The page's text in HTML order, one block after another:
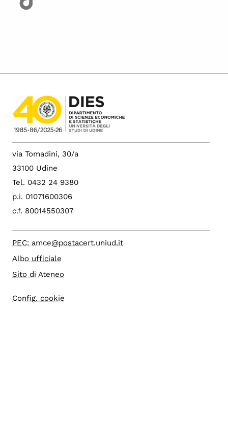
via Tomadini, 30/a
33100 Udine
Tel. 0432 24 9380
p.i. 01071600306
c.f. 80014550307
PEC: amce@postacert.uniud.it
Albo ufficiale
Sito di Ateneo
Config. cookie